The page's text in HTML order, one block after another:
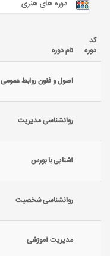
دوره های هنری
کد
دوره
نام دوره
اصول و فنون روابط عمومی
روانشناسی مدیریت
آشنایی با بورس
روانشناسی شخصیت
مدیریت آموزشی